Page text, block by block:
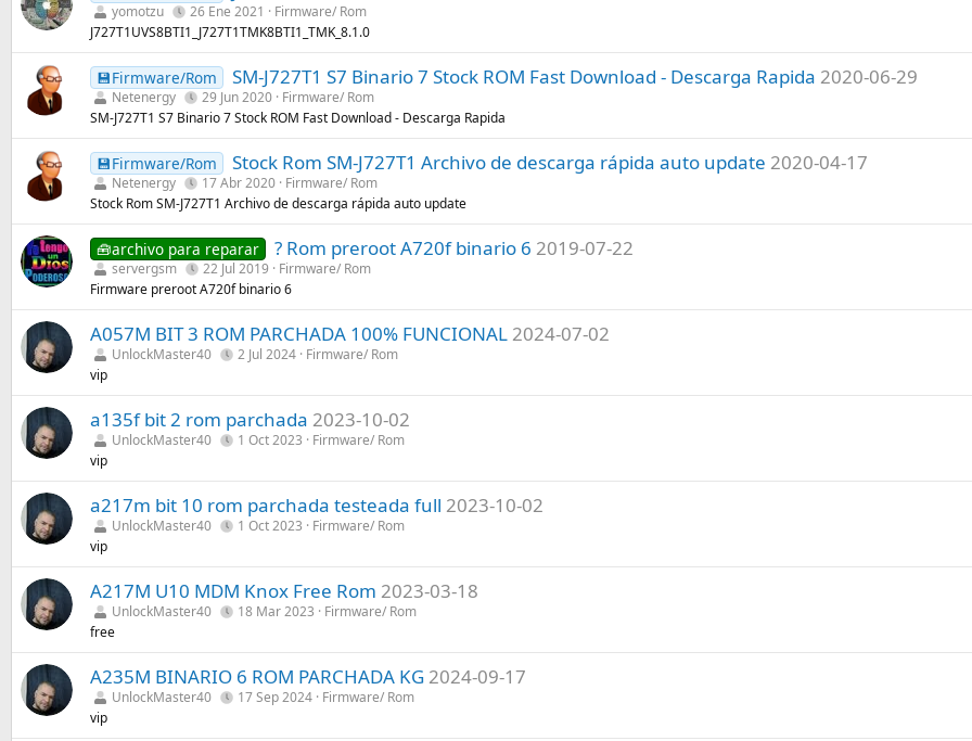
yomotzu 26 Ene 2021
Firmware/ Rom
J727T1UVS8BTI1_J727T1TMK8BTI1_TMK_8.1.0
💾Firmware/Rom SM-J727T1 S7 Binario 7 Stock ROM Fast Download - Descarga Rapida 2020-06-29
Netenergy 29 Jun 2020 Firmware/ Rom
SM-J727T1 S7 Binario 7 Stock ROM Fast Download - Descarga Rapida
💾Firmware/Rom Stock Rom SM-J727T1 Archivo de descarga rápida auto update 2020-04-17
Netenergy 17 Abr 2020 Firmware/ Rom
Stock Rom SM-J727T1 Archivo de descarga rápida auto update
🧰archivo para reparar ? Rom preroot A720f binario 6 2019-07-22
servergsm 22 Jul 2019
Firmware/ Rom
Firmware preroot A720f binario 6
A057M BIT 3 ROM PARCHADA 100% FUNCIONAL 2024-07-02
UnlockMaster40 2 Jul 2024 Firmware/ Rom
vip
a135f bit 2 rom parchada 2023-10-02
UnlockMaster40 1 Oct 2023
Firmware/ Rom
vip
a217m bit 10 rom parchada testeada full 2023-10-02
UnlockMaster40 1 Oct 2023
Firmware/ Rom
vip
A217M U10 MDM Knox Free Rom 2023-03-18
UnlockMaster40 18 Mar 2023
Firmware/ Rom
free
A235M BINARIO 6 ROM PARCHADA KG 2024-09-17
UnlockMaster40 17 Sep 2024 Firmware/ Rom
vip